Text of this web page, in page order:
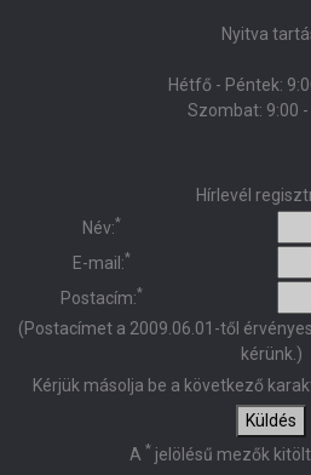
Nyitva
Hétfő - Péntek:
Szombat: 9:00 -
Hírlevél
Név:*
E-mail:*
Postacím:*
(Postacímet a 2009.06.01-től
kérünk.)
Kérjük másolja be a következő
Küldés
A * jelölésű mezők